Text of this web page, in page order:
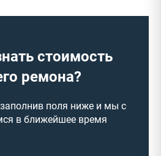
стоимость
ремона?
заполнив поля ниже и мы с
в ближейшее время